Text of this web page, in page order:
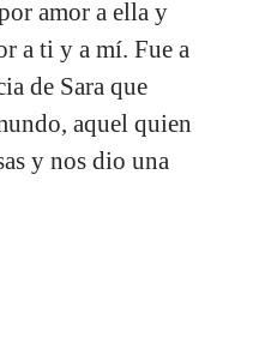
adoración,
son esenciales en
a enfrentar
con el espíritu
la carne se
y acciones va